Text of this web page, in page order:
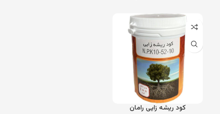
کود ریشه زایی رامان